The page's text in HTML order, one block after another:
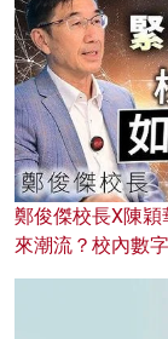
鄭俊傑校長X陳
來潮流？校內數